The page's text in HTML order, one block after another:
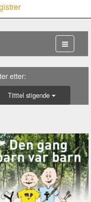
etter:
Titttel stigende